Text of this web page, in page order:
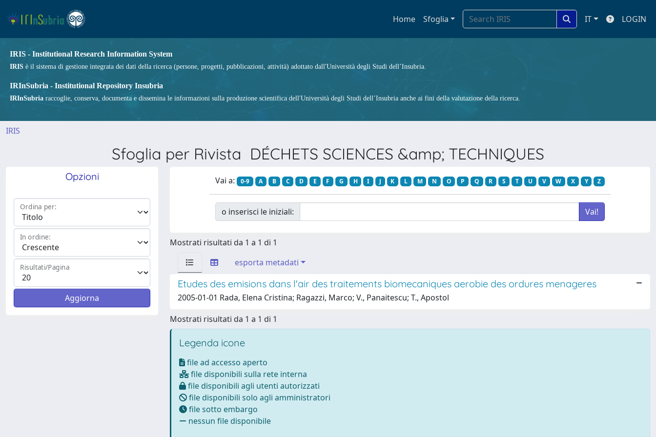
Home Sfoglia IT LOGIN
IRIS - Institutional Research Information System
IRIS è il sistema di gestione integrata dei dati della ricerca (persone, progetti, pubblicazioni, attività) adottato dall'Università degli Studi dell’Insubria.
IRInSubria - Institutional Repository Insubria
IRInSubria raccoglie, conserva, documenta e dissemina le informazioni sulla produzione scientifica dell'Università degli Studi dell’Insubria anche ai fini della valutazione della ricerca.
IRIS
Sfoglia per Rivista DÉCHETS SCIENCES &amp; TECHNIQUES
Opzioni
Ordina per:
In ordine:
Risultati/Pagina
Vai a: 0-9 A B C D E F G H I J K L M N O P Q R S T U V W X Y Z
o inserisci le iniziali:
Mostrati risultati da 1 a 1 di 1
esporta metadati
Etudes des emisions dans l'air des traitements biomecaniques aerobie des ordures menageres
2005-01-01 Rada, Elena Cristina; Ragazzi, Marco; V., Panaitescu; T., Apostol
Mostrati risultati da 1 a 1 di 1
Legenda icone
file ad accesso aperto
file disponibili sulla rete interna
file disponibili agli utenti autorizzati
file disponibili solo agli amministratori
file sotto embargo
nessun file disponibile